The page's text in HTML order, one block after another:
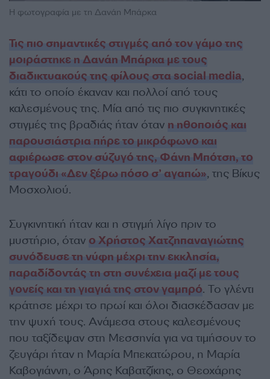
Η φωτογραφία με τη Δανάη Μπάρκα
Τις πιο σημαντικές στιγμές από τον γάμο της
μοιράστηκε η Δανάη Μπάρκα με τους
διαδικτυακούς της φίλους στα social media,
κάτι το οποίο έκαναν και πολλοί από τους
καλεσμένους της. Μία από τις πιο συγκινητικές
στιγμές της βραδιάς ήταν όταν η ηθοποιός και
παρουσιάστρια πήρε το μικρόφωνο και
αφιέρωσε στον σύζυγό της, Φάνη Μπότση, το
τραγούδι «Δεν ξέρω πόσο σ’ αγαπώ», της Βίκυς
Μοσχολιού.
Συγκινητική ήταν και η στιγμή λίγο πριν το
μυστήριο, όταν ο Χρήστος Χατζηπαναγιώτης
συνόδευσε τη νύφη μέχρι την εκκλησία,
παραδίδοντάς τη στη συνέχεια μαζί με τους
γονείς και τη γιαγιά της στον γαμπρό. Το γλέντι
κράτησε μέχρι το πρωί και όλοι διασκέδασαν με
την ψυχή τους. Ανάμεσα στους καλεσμένους
που ταξίδεψαν στη Μεσσηνία για να τιμήσουν το
ζευγάρι ήταν η Μαρία Μπεκατώρου, η Μαρία
Καβογιάννη, ο Άρης Καβατζίκης, ο Θεοχάρης